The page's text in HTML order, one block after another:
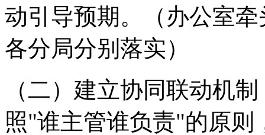
动引导预期。
（办公室
各分局分别落实）
（二）建立协同联动机
照"谁主管谁负责"的原则